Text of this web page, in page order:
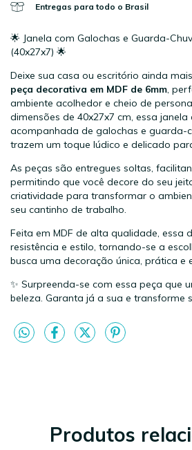
Entregas para todo o Brasil
🌟 Janela com Galochas e Guarda-
(40x27x7) 🌟
Deixe sua casa ou escritório ainda
peça decorativa em MDF de 6mm ,
ambiente acolhedor e cheio de
dimensões de 40x27x7 cm, essa
acompanhada de galochas e guarda-
trazem um toque lúdico e delicado
As peças são entregues soltas,
permitindo que você decore do seu
criatividade para transformar o
seu cantinho de trabalho.
Feita em MDF de alta qualidade, essa
resistência e estilo, tornando-se a
busca uma decoração única, prática e
✨ Surpreenda-se com essa peça que
beleza. Garanta já a sua e transforme
Produtos